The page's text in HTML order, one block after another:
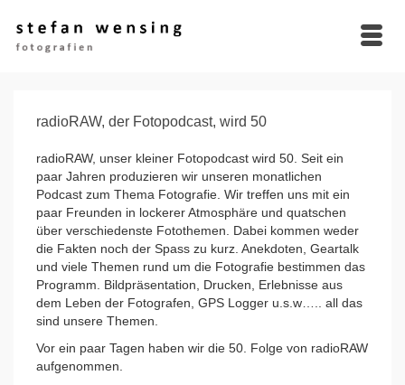
radioRAW, der Fotopodcast, wird 50
radioRAW, unser kleiner Fotopodcast wird 50. Seit ein
paar Jahren produzieren wir unseren monatlichen
Podcast zum Thema Fotografie. Wir treffen uns mit ein
paar Freunden in lockerer Atmosphäre und quatschen
über verschiedenste Fotothemen. Dabei kommen weder
die Fakten noch der Spass zu kurz. Anekdoten, Geartalk
und viele Themen rund um die Fotografie bestimmen das
Programm. Bildpräsentation, Drucken, Erlebnisse aus
dem Leben der Fotografen, GPS Logger u.s.w….. all das
sind unsere Themen.
Vor ein paar Tagen haben wir die 50. Folge von radioRAW
aufgenommen.